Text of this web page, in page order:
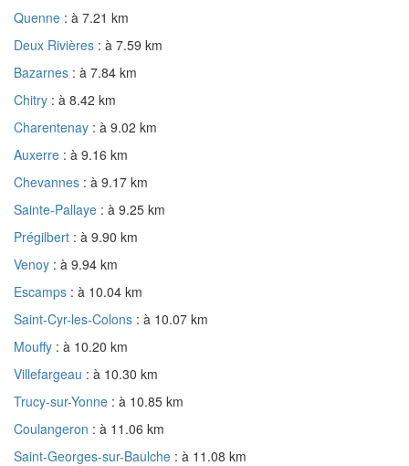
Quenne : à 7.21 km
Deux Rivières : à 7.59 km
Bazarnes : à 7.84 km
Chitry : à 8.42 km
Charentenay : à 9.02 km
Auxerre : à 9.16 km
Chevannes : à 9.17 km
Sainte-Pallaye : à 9.25 km
Prégilbert : à 9.90 km
Venoy : à 9.94 km
Escamps : à 10.04 km
Saint-Cyr-les-Colons : à 10.07 km
Mouffy : à 10.20 km
Villefargeau : à 10.30 km
Trucy-sur-Yonne : à 10.85 km
Coulangeron : à 11.06 km
Saint-Georges-sur-Baulche : à 11.08 km